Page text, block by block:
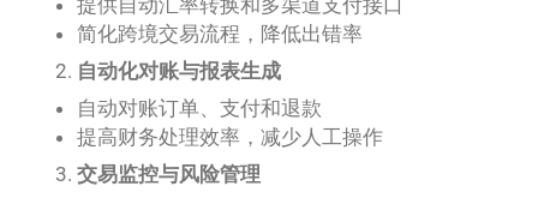
提供自动汇率转换和多渠道支付接口
简化跨境交易流程，降低出错率
自动化对账与报表生成
自动对账订单、支付和退款
提高财务处理效率，减少人工操作
交易监控与风险管理